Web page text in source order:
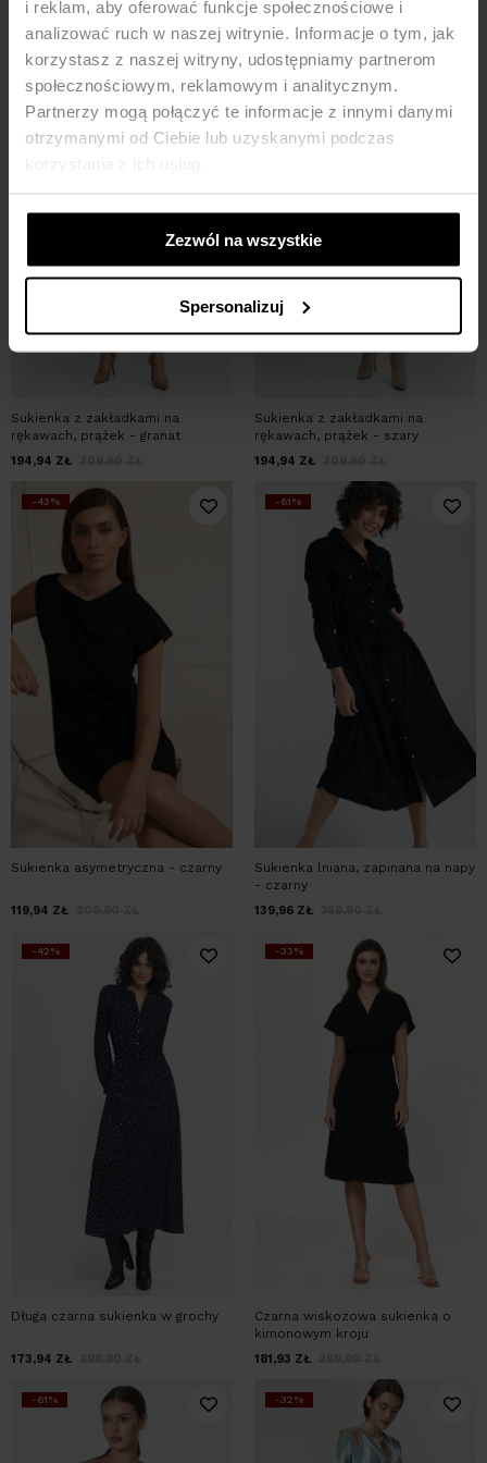
i reklam, aby oferować funkcje społecznościowe i
analizować ruch w naszej witrynie. Informacje o tym, jak
korzystasz z naszej witryny, udostępniamy partnerom
społecznościowym, reklamowym i analitycznym.
Partnerzy mogą połączyć te informacje z innymi danymi
otrzymanymi od Ciebie lub uzyskanymi podczas
Zezwól na wszystkie
Spersonalizuj
209,93 ZŁ 309,90 ZŁ 99,95ZŁ 209,90ZŁ
Sukienka z zakładkami na
rękawach, prążek - granat
194,94 ZŁ
-37%
Sukienka z zakładkami na
rękawach, prążek - szary
194,94 ZŁ
-43%
Sukienka asymetryczna - czarny
119,94 ZŁ
-61%
Sukienka lniana, zapinana na napy
- czarny
139,96 ZŁ
-42%
Długa czarna sukienka w grochy
173,94 ZŁ
-33%
Czarna wiskozowa sukienka o
kimonowym kroju
181,93 ZŁ
-61% -32%